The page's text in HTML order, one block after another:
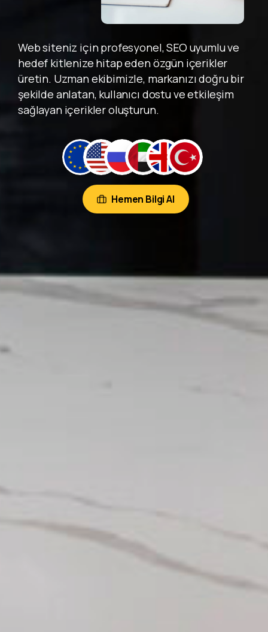
Web siteniz için profesyonel, SEO uyumlu ve
hedef kitlenize hitap eden özgün içerikler
üretin. Uzman ekibimizle, markanızı doğru bir
şekilde anlatan, kullanıcı dostu ve etkileşim
sağlayan içerikler oluşturun.
Hemen Bilgi Al